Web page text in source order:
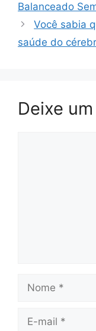
Balanceado
Você sabia
saúde do
Deixe
Nome